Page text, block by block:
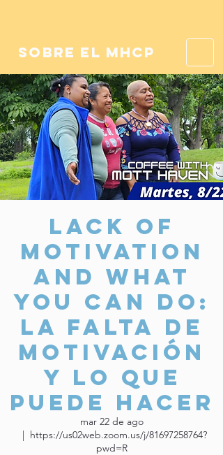
sobre el mhcp
Lack of
motivation
and what
you can do:
La falta de
motivación
y lo que
puede hacer
mar 22 de ago
  |
https://us02web.zoom.us/j/81697258764?
pwd=R